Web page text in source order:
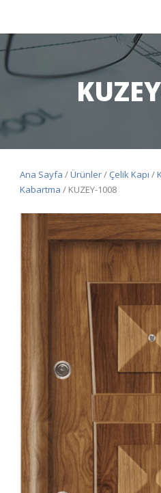
Ana Sayfa /Ürünler/ Çelik Kapı /
Kabartma / KUZEY-1008